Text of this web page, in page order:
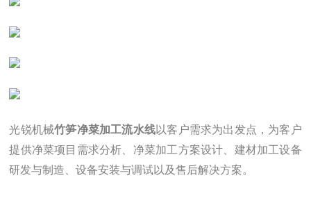
光锐机械竹笋净菜加工流水线以客户需求为出发点，为客户
提供净菜项目需求分析、净菜加工方案设计、建材加工设备
研发与制造、设备安装与调试以及售后解决方案。